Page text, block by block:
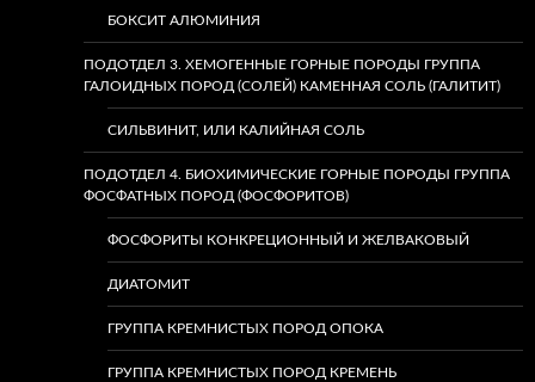
БОКСИТ АЛЮМИНИЯ
ПОДОТДЕЛ 3. ХЕМОГЕННЫЕ ГОРНЫЕ ПОРОДЫ ГРУППА
ГАЛОИДНЫХ ПОРОД (СОЛЕЙ) КАМЕННАЯ СОЛЬ (ГАЛИТИТ)
СИЛЬВИНИТ, ИЛИ КАЛИЙНАЯ СОЛЬ
ПОДОТДЕЛ 4. БИОХИМИЧЕСКИЕ ГОРНЫЕ ПОРОДЫ ГРУППА
ФОСФАТНЫХ ПОРОД (ФОСФОРИТОВ)
ФОСФОРИТЫ КОНКРЕЦИОННЫЙ И ЖЕЛВАКОВЫЙ
ДИАТОМИТ
ГРУППА КРЕМНИСТЫХ ПОРОД ОПОКА
ГРУППА КРЕМНИСТЫХ ПОРОД КРЕМЕНЬ